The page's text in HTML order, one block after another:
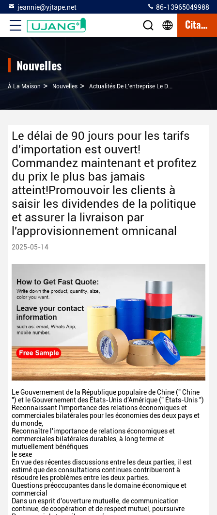
jeannie@yjtape.net 86-13965049988
Citation
Nouvelles
À La Maison > Nouvelles > Actualités De L'entreprise Le Délai De 90 Jours Pour Les Tarifs D'importation Est Ouvert! Commandez Maintenant Et Profitez Du Prix Le Plus Bas Jamais Atteint!Promouvoir Les Clients À Saisir Les Dividendes De La Politique Et Assurer La Livraison Par L'approvisionnement Omnicanal
Le délai de 90 jours pour les tarifs
d'importation est ouvert!
Commandez maintenant et profitez
du prix le plus bas jamais
atteint!Promouvoir les clients à
saisir les dividendes de la politique
et assurer la livraison par
l'approvisionnement omnicanal
2025-05-14
Le Gouvernement de la République populaire de Chine (" Chine
") et le Gouvernement des États-Unis d'Amérique (" États-Unis ")
Reconnaissant l'importance des relations économiques et
commerciales bilatérales pour les économies des deux pays et
du monde,
Reconnaître l'importance de relations économiques et
commerciales bilatérales durables, à long terme et
mutuellement bénéfiques
le sexe
En vue des récentes discussions entre les deux parties, il est
estimé que des consultations continues contribueront à
résoudre les problèmes entre les deux parties.
Questions préoccupantes dans le domaine économique et
commercial
Dans un esprit d'ouverture mutuelle, de communication
continue, de coopération et de respect mutuel, poursuivre